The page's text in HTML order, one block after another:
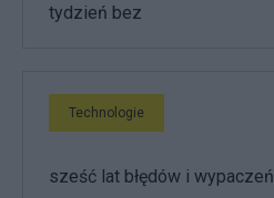
tydzień bez
Technologie
sześć lat błędów i wypaczeń